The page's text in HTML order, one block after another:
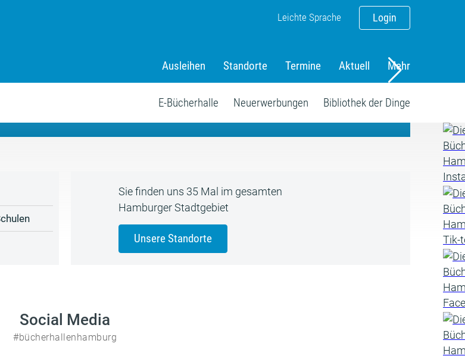
Login
Leichte Sprache
Ausleihen Standorte Termine Aktuell Mehr
E-Bücherhalle Neuerwerbungen Bibliothek der Dinge
Sie finden uns 35 Mal im gesamten
Hamburger Stadtgebiet
Unsere Standorte
Social Media
#bücherhallenhamburg